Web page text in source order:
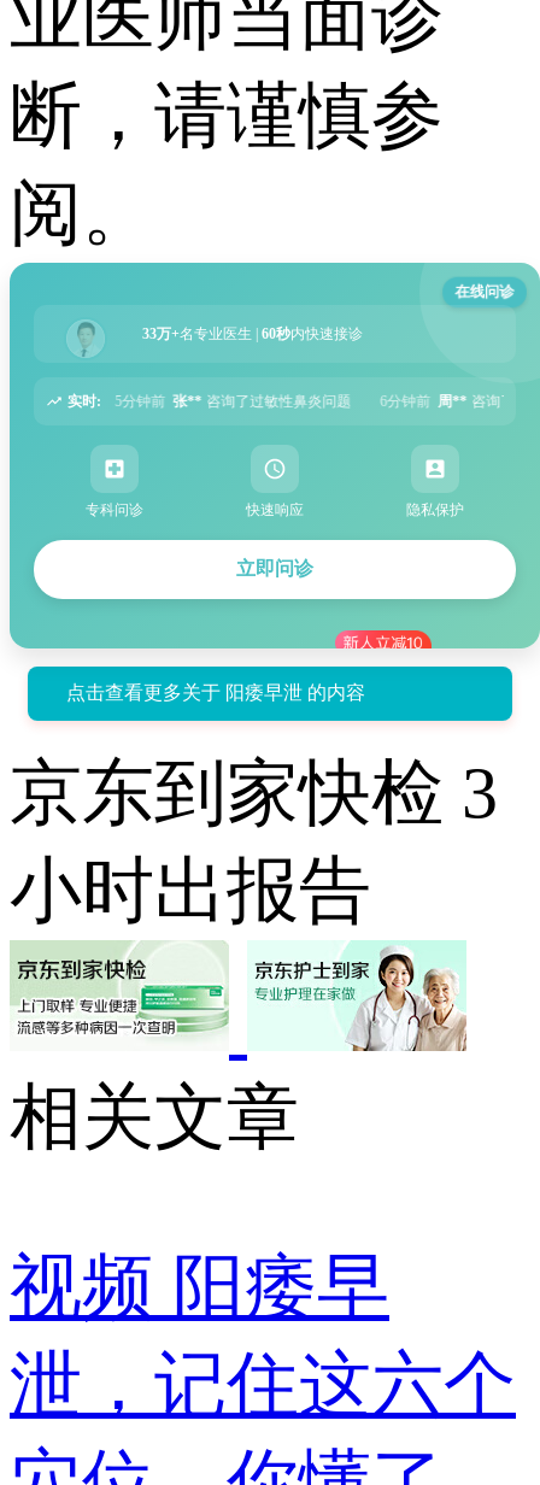
业医师当面诊
断，请谨慎参
阅。
在线问诊
33万+名专业医生 | 60秒内快速接诊
实时:
咨询了过敏性鼻炎问题 6分钟前 周** 咨询了胃痛问题 8分钟前 王** 咨询了
专科问诊 快速响应 隐私保护
立即问诊
点击查看更多关于 阳痿早泄 的内容
京东到家快检 3
小时出报告
相关文章
视频 阳痿早
泄，记住这六个